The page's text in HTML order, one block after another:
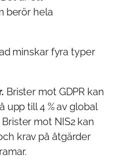
berör hela
minskar fyra typer
Brister mot GDPR kan
upp till 4 % av global
mot NIS2 kan
krav på åtgärder